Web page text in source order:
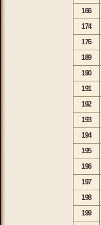
166
174
176
189
190
191
192
193
194
195
196
197
198
199